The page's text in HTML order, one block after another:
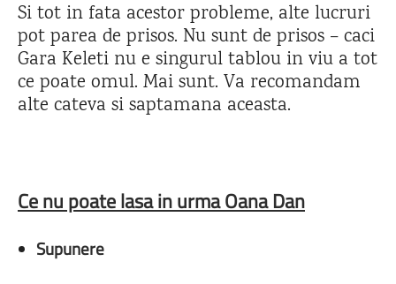
Si tot in fata acestor probleme, alte lucruri
pot parea de prisos. Nu sunt de prisos – caci
Gara Keleti nu e singurul tablou in viu a tot
ce poate omul. Mai sunt. Va recomandam
alte cateva si saptamana aceasta.
Ce nu poate lasa in urma Oana Dan
Supunere